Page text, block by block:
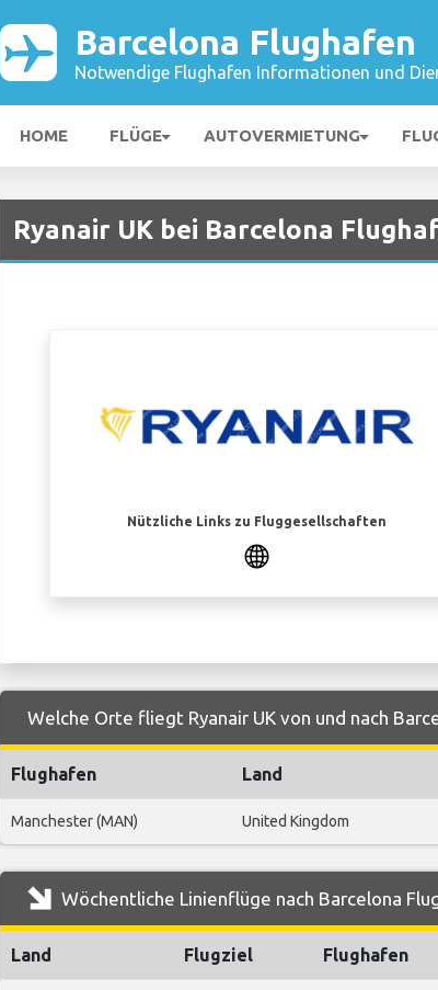
Barcelona Flughafen
Notwendige Flughafen Informationen und
HOME FLÜGE AUTOVERMIETUNG
Ryanair UK bei Barcelona
Nützliche Links zu Fluggesellschaften
Welche Orte fliegt Ryanair UK von und nach
Flughafen Land
Manchester (MAN) United Kingdom
Wöchentliche Linienflüge nach Barcelona
Land Flugziel Flughafen